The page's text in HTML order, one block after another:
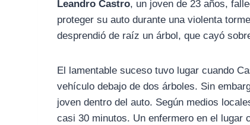
c
e
b
l
e
g
a
t
s
Leandro Castro, un joven de 23 años,
proteger su auto durante una violenta
desprendió de raíz un árbol, que cayó
El lamentable suceso tuvo lugar cuando
vehículo debajo de dos árboles. Sin
joven dentro del auto. Según medios
casi 30 minutos. Un enfermero en el lugar